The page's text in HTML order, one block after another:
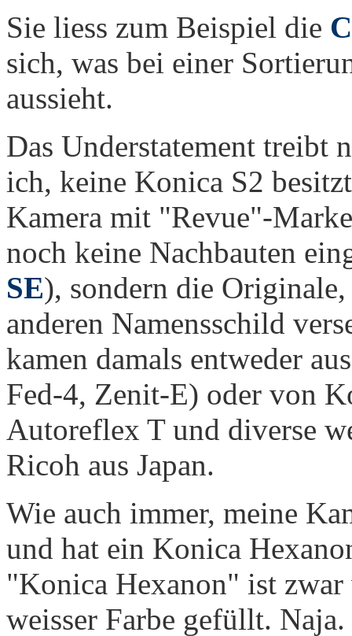
Sie liess zum Beispiel die
sich, was bei einer
aussieht.
Das Understatement treibt
ich, keine Konica S2
Kamera mit "Revue"-
noch keine Nachbauten
SE), sondern die
anderen Namensschild
kamen damals entweder
Fed-4, Zenit-E) oder von
Autoreflex T und diverse
Ricoh aus Japan.
Wie auch immer, meine
und hat ein Konica
"Konica Hexanon" ist
weisser Farbe gefüllt. Naja.